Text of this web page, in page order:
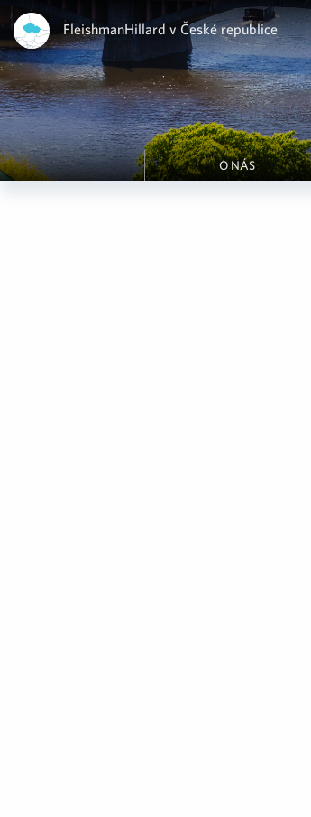
FleishmanHillard v České republice
O NÁS